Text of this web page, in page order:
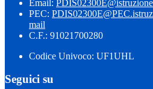
Email:
PEC:
mail
C.F.: 91021700280
Codice Univoco: UF1UHL
Seguici su